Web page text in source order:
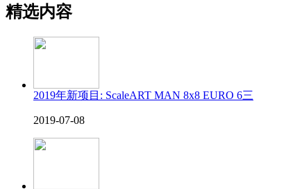
精选内容
2019年新项目: ScaleART MAN 8x8 EURO 6三
2019-07-08